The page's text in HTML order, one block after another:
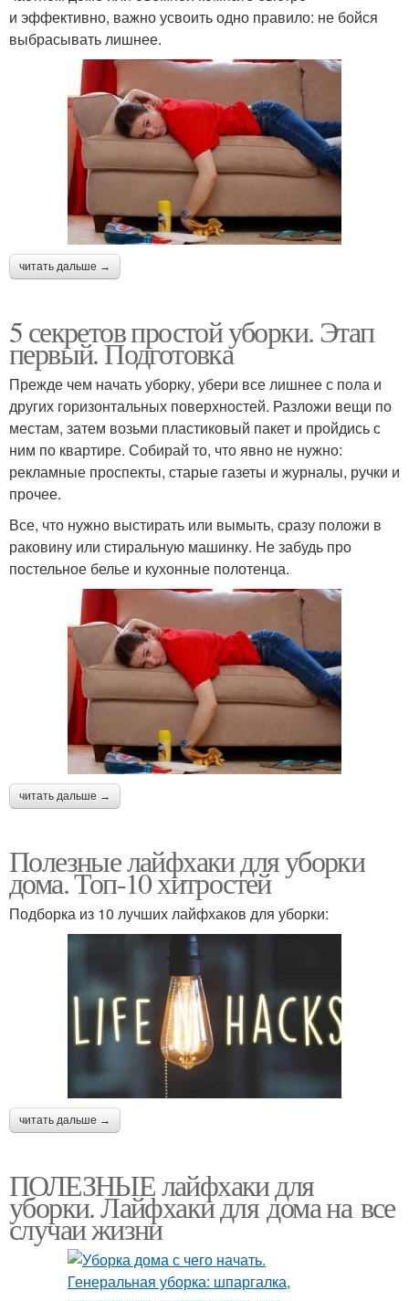
и эффективно, важно усвоить одно правило: не бойся
выбрасывать лишнее.
читать дальше →
5 секретов простой уборки. Этап
первый. Подготовка
Прежде чем начать уборку, убери все лишнее с пола и
других горизонтальных поверхностей. Разложи вещи по
местам, затем возьми пластиковый пакет и пройдись с
ним по квартире. Собирай то, что явно не нужно:
рекламные проспекты, старые газеты и журналы, ручки и
прочее.
Все, что нужно выстирать или вымыть, сразу положи в
раковину или стиральную машинку. Не забудь про
постельное белье и кухонные полотенца.
читать дальше →
Полезные лайфхаки для уборки
дома. Топ-10 хитростей
Подборка из 10 лучших лайфхаков для уборки:
читать дальше →
ПОЛЕЗНЫЕ лайфхаки для
уборки. Лайфхаки для дома на все
случаи жизни